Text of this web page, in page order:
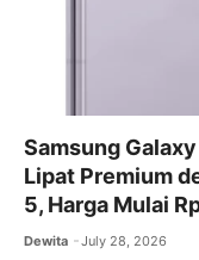
Samsung
Lipat Premium
5, Harga Mulai
Dewita July 28, 2026